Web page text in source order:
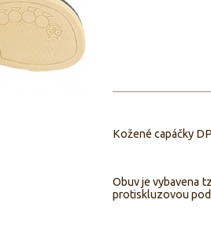
Kožené capáčky
Obuv je vybavena
protiskluzovou